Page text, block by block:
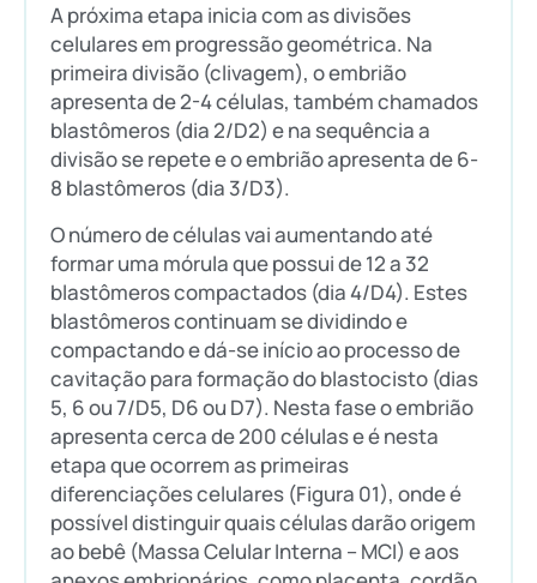
A próxima etapa inicia com as divisões
celulares em progressão geométrica. Na
primeira divisão (clivagem), o embrião
apresenta de 2-4 células, também chamados
blastômeros (dia 2/D2) e na sequência a
divisão se repete e o embrião apresenta de 6-
8 blastômeros (dia 3/D3).
O número de células vai aumentando até
formar uma mórula que possui de 12 a 32
blastômeros compactados (dia 4/D4). Estes
blastômeros continuam se dividindo e
compactando e dá-se início ao processo de
cavitação para formação do blastocisto (dias
5, 6 ou 7/D5, D6 ou D7). Nesta fase o embrião
apresenta cerca de 200 células e é nesta
etapa que ocorrem as primeiras
diferenciações celulares (Figura 01), onde é
possível distinguir quais células darão origem
ao bebê (Massa Celular Interna – MCI) e aos